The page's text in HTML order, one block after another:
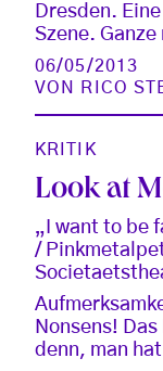
Dresden.
Szene.
06/05/2013
VON
RICO
KRITIK
Look at
„I want to be
/
Nonsens!
denn, man